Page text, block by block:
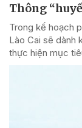
Thông
Trong kế hoạch
Lào Cai sẽ dành
thực hiện mục